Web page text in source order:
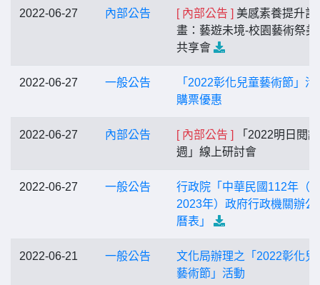
2022-06-27 內部公告 [ 內部公告 ] 美感素養提升計
畫：藝遊未境-校園藝術祭美
共享會
2022-06-27 一般公告
「2022彰化兒童藝術節」活
購票優惠
2022-06-27 內部公告 [ 內部公告 ]
「2022明日閱讀
週」線上研討會
2022-06-27 一般公告
行政院「中華民國112年（
2023年）政府行政機關辦公
曆表」
2022-06-21 一般公告
文化局辦理之「2022彰化兒
藝術節」活動